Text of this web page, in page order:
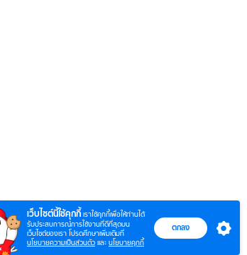
พบเธอ (พากย์
ไทย) 7 (Uncut Ver.) 8 (พาก
เว็บไซต์นี้ใช้คุกกี้ เราใช้คุกกี้เพื่อให้ท่านได้
รับประสบการณ์การใช้งานที่ดีที่สุดบน
เว็บไซต์ของเรา โปรดศึกษาเพิ่มเติมที่
นโยบายความเป็นส่วนตัว และ นโยบายคุกกี้
ตกลง